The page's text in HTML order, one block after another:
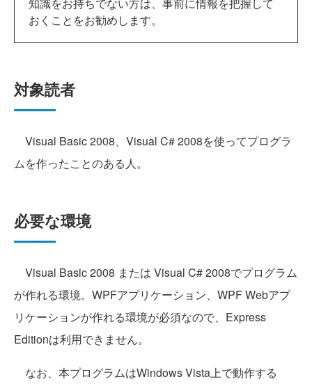
知識をお持ちでない方は、事前に情報を把握して
おくことをお勧めします。
対象読者
Visual Basic 2008、Visual C# 2008を使ってプログラ
ムを作ったことのある人。
必要な環境
Visual Basic 2008 または Visual C# 2008でプログラム
が作れる環境。WPFアプリケーション、WPF Webアプ
リケーションが作れる環境が必須なので、Express
Editionは利用できません。
なお、本プログラムはWindows Vista上で動作する